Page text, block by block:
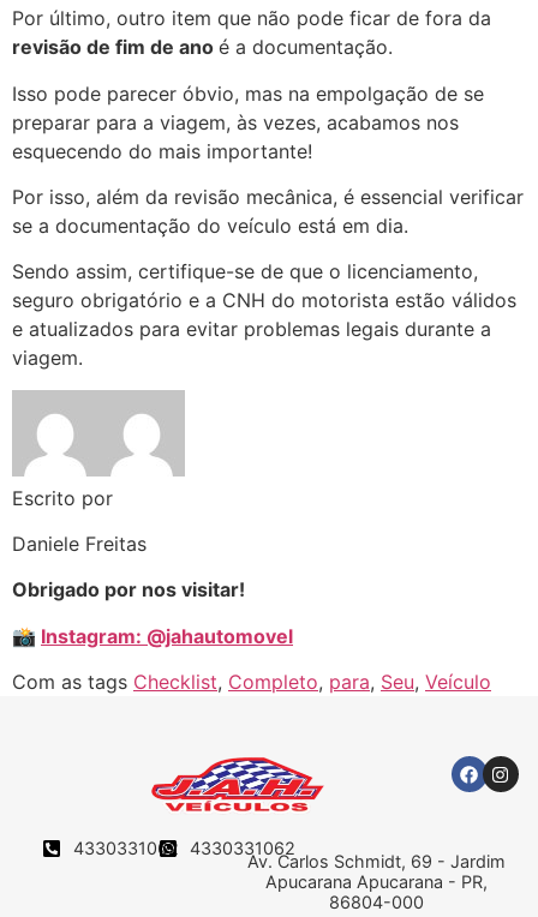
Por último, outro item que não pode ficar de fora da
revisão de fim de ano é a documentação.
Isso pode parecer óbvio, mas na empolgação de se
preparar para a viagem, às vezes, acabamos nos
esquecendo do mais importante!
Por isso, além da revisão mecânica, é essencial verificar
se a documentação do veículo está em dia.
Sendo assim, certifique-se de que o licenciamento,
seguro obrigatório e a CNH do motorista estão válidos
e atualizados para evitar problemas legais durante a
viagem.
Escrito por
Daniele Freitas
Obrigado por nos visitar!
📸 Instagram: @jahautomovel
Com as tags Checklist, Completo, para, Seu, Veículo
4330331062 4330331062
Av. Carlos Schmidt, 69 - Jardim
Apucarana Apucarana - PR,
86804-000